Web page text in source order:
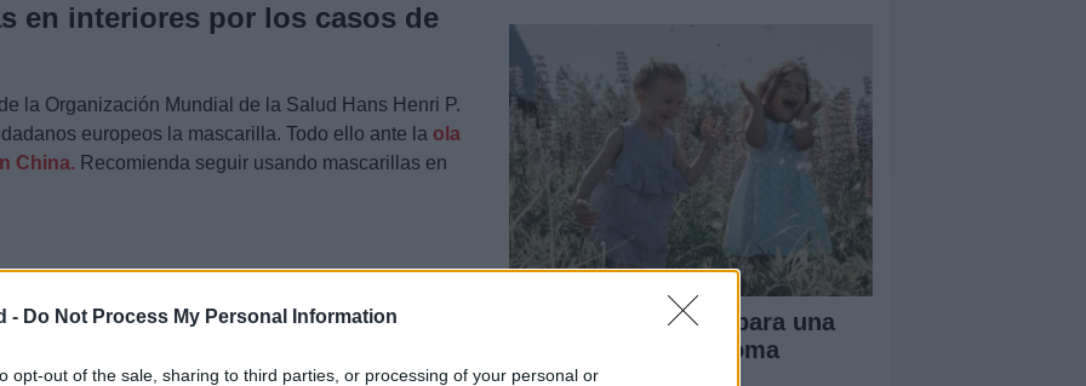
- Do Not Process My Personal Information
opt-out of the sale, sharing to third parties, or processing of your personal or
en interiores por los casos de
la Organización Mundial de la Salud Hans Henri P.
europeos la mascarilla. Todo ello ante la ola
China. Recomienda seguir usando mascarillas en
Crianza tradicional para una
infancia más autónoma